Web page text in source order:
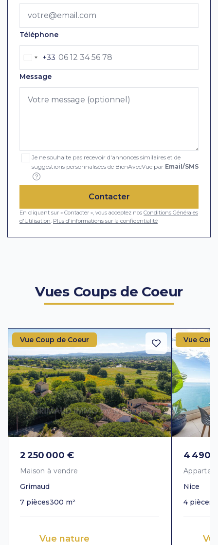
Téléphone
+33
Message
Je ne souhaite pas recevoir d'annonces similaires et de
suggestions personnalisées de BienAvecVue par Email/SMS
?
Contacter
En cliquant sur « Contacter », vous acceptez nos Conditions Générales
d'Utilisation Plus d'informations sur la confidentialité
Vues Coups de Coeur
Vue Coup de Coeur
2 250 000 €
Maison à vendre
Grimaud
7 pièces300 m²
Vue nature
Vue
4 490
Nice
4 pièces